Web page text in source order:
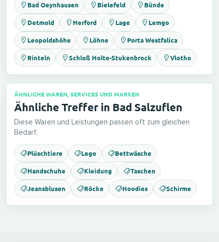
Bad Oeynhausen Bielefeld Bünde
Detmold Herford Lage Lemgo
Leopoldshöhe Löhne Porta Westfalica
Rinteln Schloß Holte-Stukenbrock Vlotho
ÄHNLICHE WAREN, SERVICES UND MARKEN
Ähnliche Treffer in Bad Salzuflen
Diese Waren und Leistungen passen oft zum gleichen
Bedarf.
Plüschtiere Lego Bettwäsche
Handschuhe Kleidung Taschen
Jeansblusen Röcke Hoodies Schirme